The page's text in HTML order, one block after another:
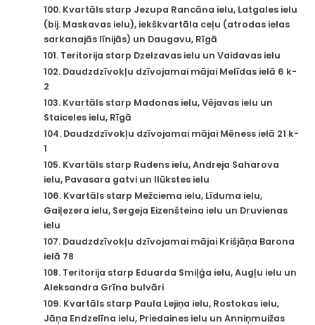
100. Kvartāls starp Jezupa Rancāna ielu, Latgales ielu
(bij. Maskavas ielu), iekškvartāla ceļu (atrodas ielas
sarkanajās līnijās) un Daugavu, Rīgā
101. Teritorija starp Dzelzavas ielu un Vaidavas ielu
102. Daudzdzīvokļu dzīvojamai mājai Melīdas ielā 6 k-
2
103. Kvartāls starp Madonas ielu, Vējavas ielu un
Staiceles ielu, Rīgā
104. Daudzdzīvokļu dzīvojamai mājai Mēness ielā 21 k-
1
105. Kvartāls starp Rudens ielu, Andreja Saharova
ielu, Pavasara gatvi un Ilūkstes ielu
106. Kvartāls starp Mežciema ielu, Līduma ielu,
Gaiļezera ielu, Sergeja Eizenšteina ielu un Druvienas
ielu
107. Daudzdzīvokļu dzīvojamai mājai Krišjāņa Barona
ielā 78
108. Teritorija starp Eduarda Smiļģa ielu, Augļu ielu un
Aleksandra Grīna bulvāri
109. Kvartāls starp Paula Lejiņa ielu, Rostokas ielu,
Jāņa Endzelīna ielu, Priedaines ielu un Anniņmuižas